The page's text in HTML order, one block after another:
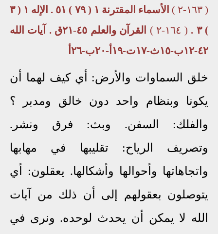
( ١٦٣-٢ )
الأسماء المقترنة ١ ( ٧٩ ) ٥١ . الإله ١ ( ٣
) ٣ .
( ١٦٤-٢ )
القرآن والعلم ٤٥-٢١ق . آيات الله
٤٢-١٢ب-١٥ث-١٧ت-١٩أ-٢٠ب-٢٦أ
خلق السماوات والأرض: أي كيف لهما أن
يكونا وبنظام واحد دون خالق ومدبر ؟
والفلك: السفن. وبث: فرق ونشر.
وتصريف الرياح: تقليبها في مهابها
واتجاهاتها وأحوالها وأشكالها. يعقلون: أي
يتوصلون بعقولهم إلى أن ذلك من آيات
الله لا يمكن أن يحدث لوحده. ونرى في